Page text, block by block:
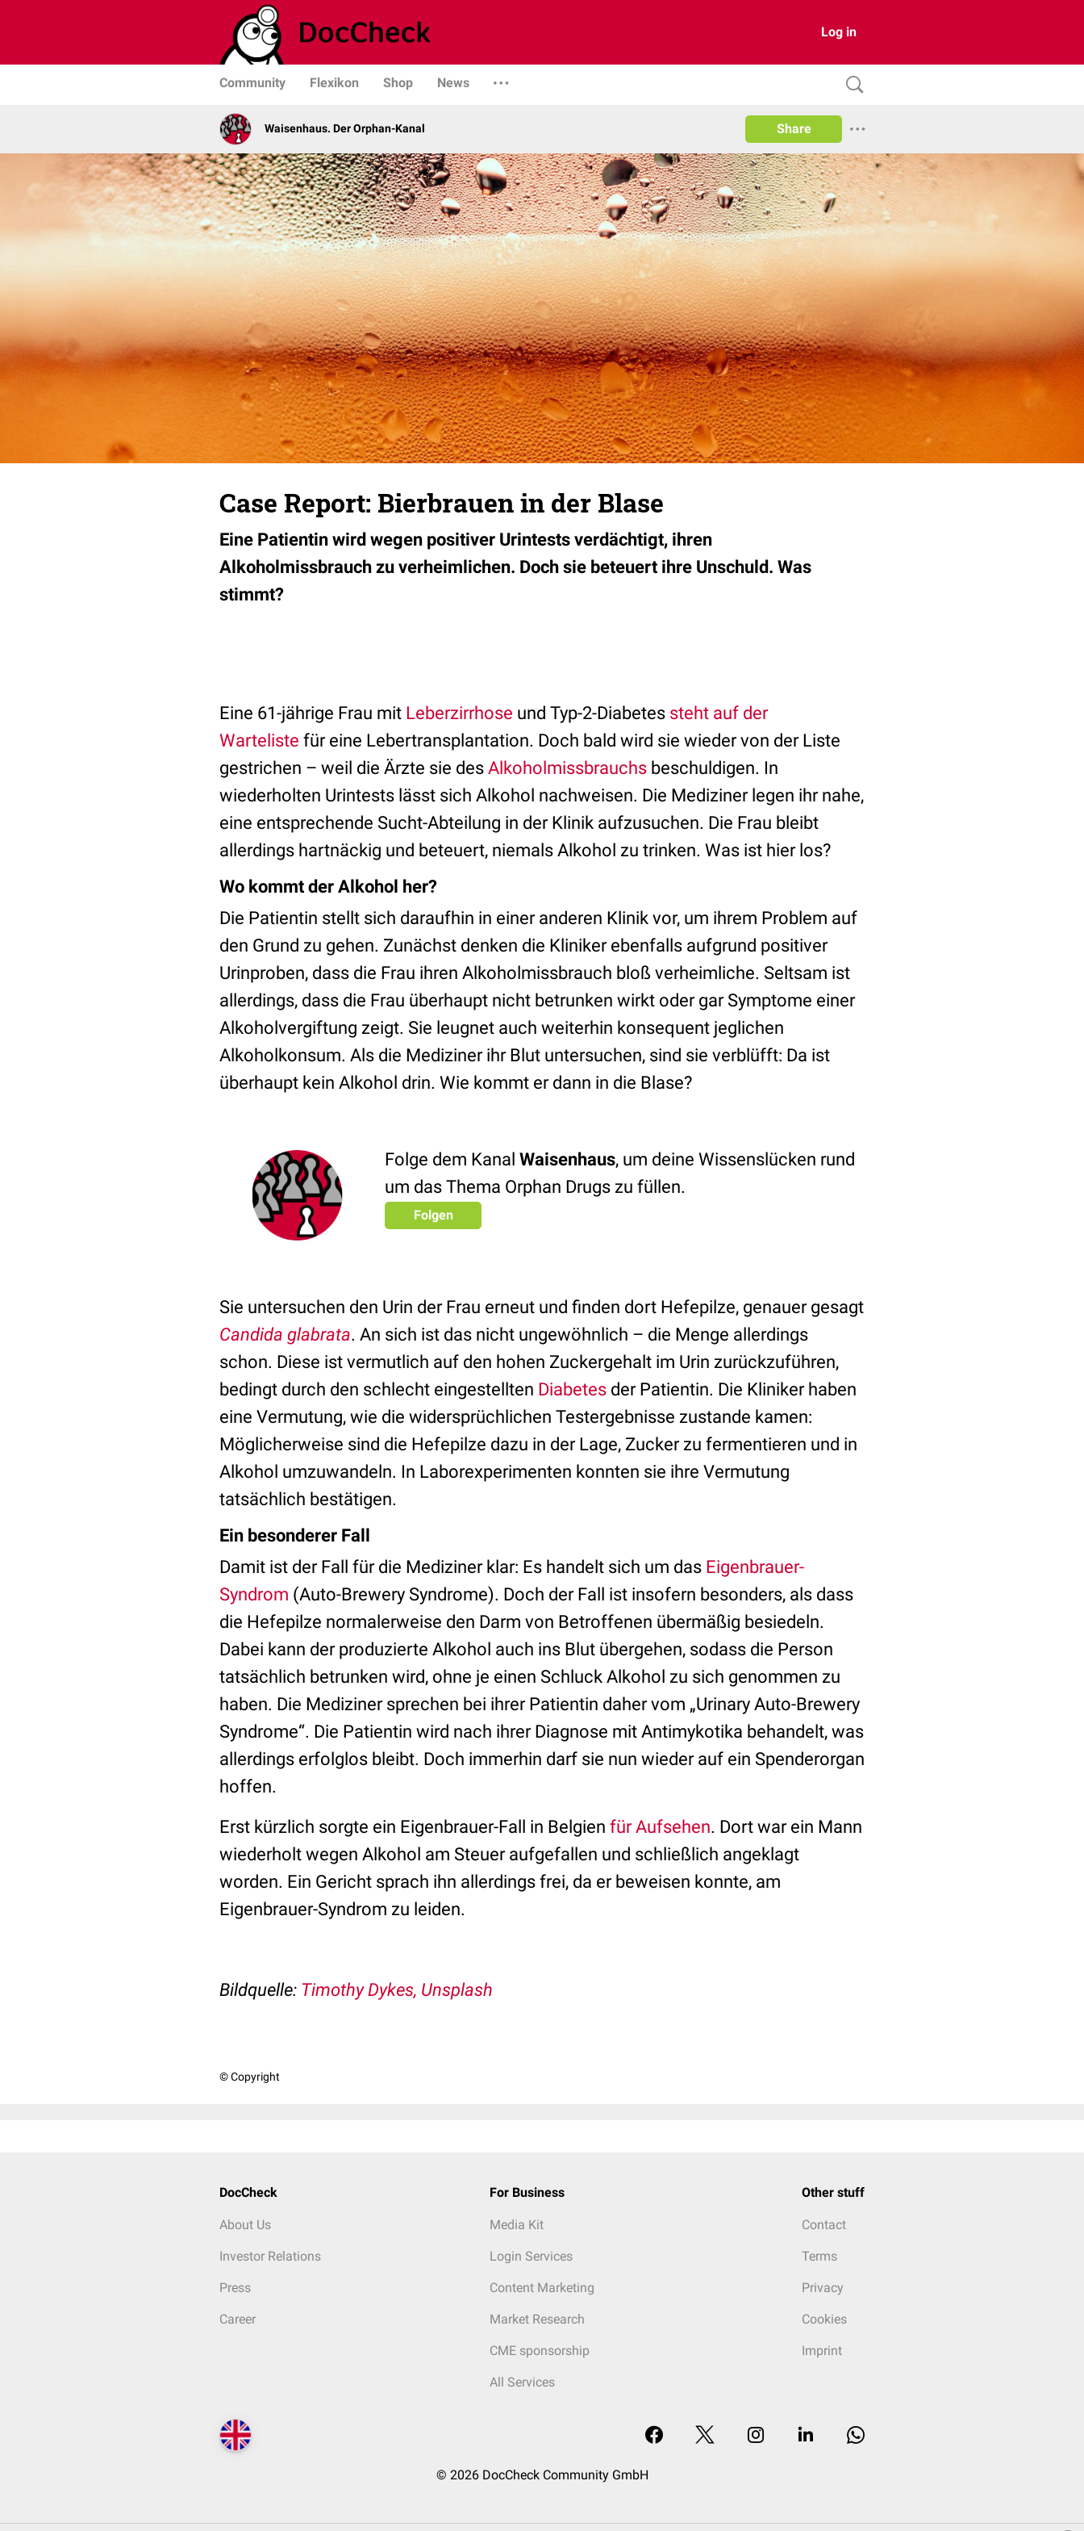
Log in
Community Flexikon Shop News
Waisenhaus. Der Orphan-Kanal Share
Case Report: Bierbrauen in der Blase
Eine Patientin wird wegen positiver Urintests verdächtigt, ihren
Alkoholmissbrauch zu verheimlichen. Doch sie beteuert ihre Unschuld. Was
stimmt?
Eine 61-jährige Frau mit Leberzirrhose und Typ-2-Diabetes steht auf der
Warteliste für eine Lebertransplantation. Doch bald wird sie wieder von der Liste
gestrichen – weil die Ärzte sie des Alkoholmissbrauchs beschuldigen. In
wiederholten Urintests lässt sich Alkohol nachweisen. Die Mediziner legen ihr nahe,
eine entsprechende Sucht-Abteilung in der Klinik aufzusuchen. Die Frau bleibt
allerdings hartnäckig und beteuert, niemals Alkohol zu trinken. Was ist hier los?
Wo kommt der Alkohol her?
Die Patientin stellt sich daraufhin in einer anderen Klinik vor, um ihrem Problem auf
den Grund zu gehen. Zunächst denken die Kliniker ebenfalls aufgrund positiver
Urinproben, dass die Frau ihren Alkoholmissbrauch bloß verheimliche. Seltsam ist
allerdings, dass die Frau überhaupt nicht betrunken wirkt oder gar Symptome einer
Alkoholvergiftung zeigt. Sie leugnet auch weiterhin konsequent jeglichen
Alkoholkonsum. Als die Mediziner ihr Blut untersuchen, sind sie verblüfft: Da ist
überhaupt kein Alkohol drin. Wie kommt er dann in die Blase?
Folge dem Kanal Waisenhaus, um deine Wissenslücken rund
um das Thema Orphan Drugs zu füllen.
Folgen
Sie untersuchen den Urin der Frau erneut und finden dort Hefepilze, genauer gesagt
Candida glabrata. An sich ist das nicht ungewöhnlich – die Menge allerdings
schon. Diese ist vermutlich auf den hohen Zuckergehalt im Urin zurückzuführen,
bedingt durch den schlecht eingestellten Diabetes der Patientin. Die Kliniker haben
eine Vermutung, wie die widersprüchlichen Testergebnisse zustande kamen:
Möglicherweise sind die Hefepilze dazu in der Lage, Zucker zu fermentieren und in
Alkohol umzuwandeln. In Laborexperimenten konnten sie ihre Vermutung
tatsächlich bestätigen.
Ein besonderer Fall
Damit ist der Fall für die Mediziner klar: Es handelt sich um das Eigenbrauer-
Syndrom (Auto-Brewery Syndrome). Doch der Fall ist insofern besonders, als dass
die Hefepilze normalerweise den Darm von Betroffenen übermäßig besiedeln.
Dabei kann der produzierte Alkohol auch ins Blut übergehen, sodass die Person
tatsächlich betrunken wird, ohne je einen Schluck Alkohol zu sich genommen zu
haben. Die Mediziner sprechen bei ihrer Patientin daher vom „Urinary Auto-Brewery
Syndrome“. Die Patientin wird nach ihrer Diagnose mit Antimykotika behandelt, was
allerdings erfolglos bleibt. Doch immerhin darf sie nun wieder auf ein Spenderorgan
hoffen.
Erst kürzlich sorgte ein Eigenbrauer-Fall in Belgien für Aufsehen. Dort war ein Mann
wiederholt wegen Alkohol am Steuer aufgefallen und schließlich angeklagt
worden. Ein Gericht sprach ihn allerdings frei, da er beweisen konnte, am
Eigenbrauer-Syndrom zu leiden.
Bildquelle: Timothy Dykes, Unsplash
© Copyright
DocCheck
About Us
Investor Relations
Press
Career
For Business
Media Kit
Login Services
Content Marketing
Market Research
CME sponsorship
All Services
Other stuff
Contact
Terms
Privacy
Cookies
Imprint
© 2026 DocCheck Community GmbH